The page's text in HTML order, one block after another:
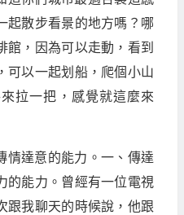
起散步看景的地方嗎？哪
館，因為可以走動，看到
可以一起划船，爬個小山
拉一把，感覺就這麼來
情達意的能力。一、傳達
的能力。曾經有一位電視
跟我聊天的時候說，他跟